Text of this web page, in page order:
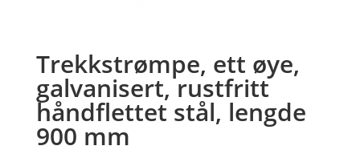
Trekkstrømpe, ett øye,
galvanisert, rustfritt
håndflettet stål, lengde
900 mm